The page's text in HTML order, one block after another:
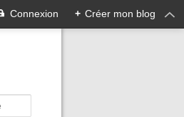
Connexion + Créer mon blog